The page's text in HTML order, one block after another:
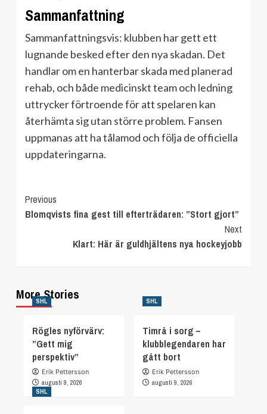
Sammanfattning
Sammanfattningsvis: klubben har gett ett
lugnande besked efter den nya skadan. Det
handlar om en hanterbar skada med planerad
rehab, och både medicinskt team och ledning
uttrycker förtroende för att spelaren kan
återhämta sig utan större problem. Fansen
uppmanas att ha tålamod och följa de officiella
uppdateringarna.
Continue
Reading
Previous
Blomqvists fina gest till efterträdaren: ”Stort gjort”
Next
Klart: Här är guldhjältens nya hockeyjobb
More Stories
SHL
Rögles nyförvärv:
”Gett mig
perspektiv”
Erik Pettersson
augusti 9, 2026
SHL
Timrå i sorg –
klubblegendaren har
gått bort
Erik Pettersson
augusti 9, 2026
SHL